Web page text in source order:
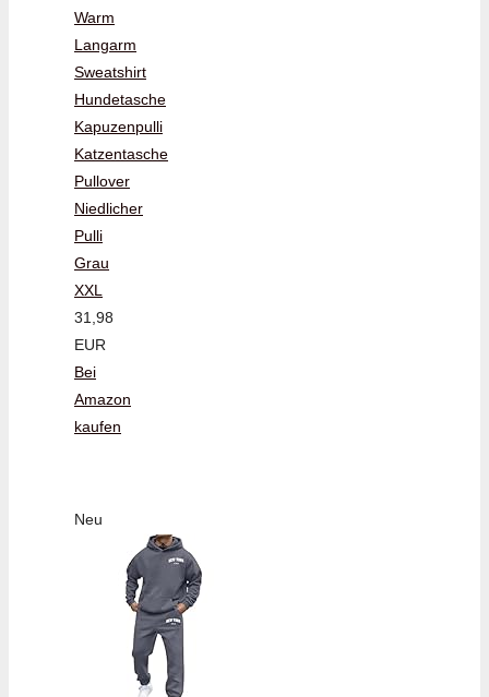
Warm
Langarm
Sweatshirt
Hundetasche
Kapuzenpulli
Katzentasche
Pullover
Niedlicher
Pulli
Grau
XXL
31,98
EUR
Bei
Amazon
kaufen
Neu